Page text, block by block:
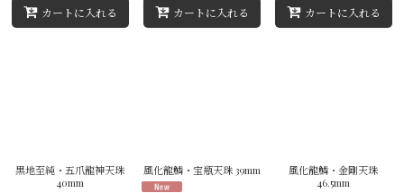
カートに入れる カートに入れる カートに入れる
黒地至純・五爪龍神天珠
40mm
風化龍鱗・宝瓶天珠 39mm
風化龍鱗・金剛天珠
46.5mm